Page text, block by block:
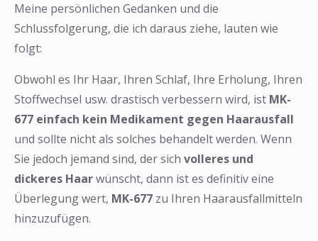
Meine persönlichen Gedanken und die
Schlussfolgerung, die ich daraus ziehe, lauten wie
folgt:
Obwohl es Ihr Haar, Ihren Schlaf, Ihre Erholung, Ihren
Stoffwechsel usw. drastisch verbessern wird, ist MK-
677 einfach kein Medikament gegen Haarausfall
und sollte nicht als solches behandelt werden. Wenn
Sie jedoch jemand sind, der sich volleres und
dickeres Haarwünscht, dann ist es definitiv eine
Überlegung wert, MK-677 zu Ihren Haarausfallmitteln
hinzuzufügen.